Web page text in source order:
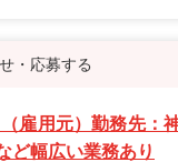
・応募する
雇用元）勤務先：
ど幅広い業務あり